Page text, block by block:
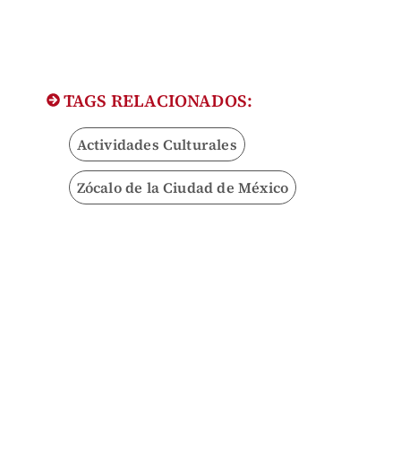
TAGS RELACIONADOS:
Actividades Culturales
Zócalo de la Ciudad de México